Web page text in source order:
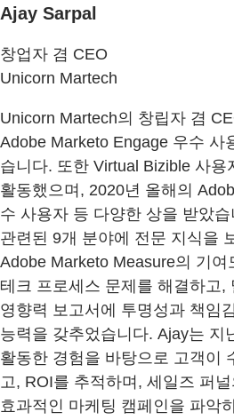
Ajay Sarpal
창업자 겸 CEO
Unicorn Martech
Unicorn Martech의 창립자 겸
Adobe Marketo Engage 우수 사
습니다. 또한 Virtual Bizible 사용
활동했으며, 2020년 올해의
수 사용자 등 다양한 상을 받았
관련된 9개 분야에 전문 지식을
Adobe Marketo Measure의 기
테크 프로세스 문제를 해결하고,
영향력 보고서에 투명성과 책임
능력을 갖추었습니다. Ajay는 지
활동한 경험을 바탕으로 고객이
고, ROI를 추적하며, 세일즈 퍼
효과적인 마케팅 캠페인을 파악